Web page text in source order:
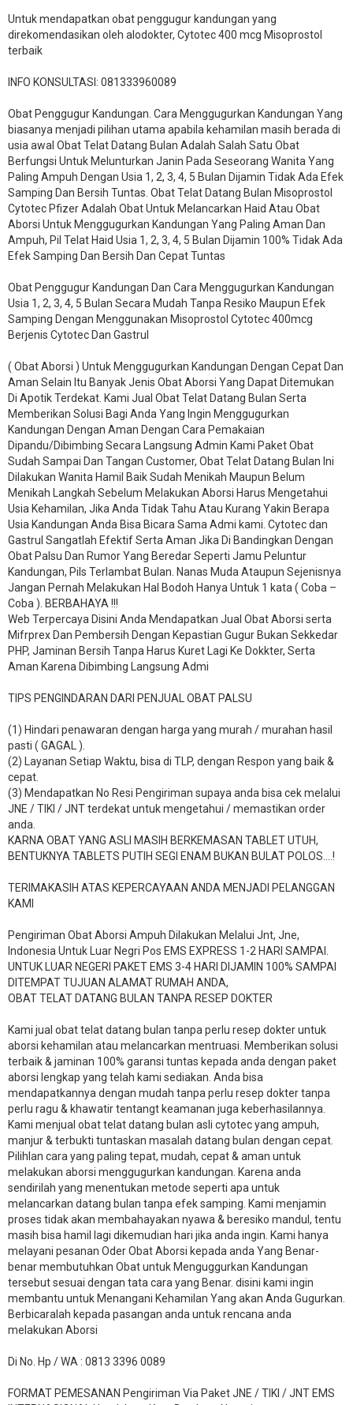
Untuk mendapatkan obat penggugur kandungan yang
direkomendasikan oleh alodokter, Cytotec 400 mcg Misoprostol
terbaik
INFO KONSULTASI: 081333960089
​Obat Penggugur Kandungan. Cara Menggugurkan Kandungan Yang
biasanya menjadi pilihan utama apabila kehamilan masih berada di
usia awal Obat Telat Datang Bulan Adalah Salah Satu Obat
Berfungsi Untuk Melunturkan Janin Pada Seseorang Wanita Yang
Paling Ampuh Dengan Usia 1, 2, 3, 4, 5 Bulan Dijamin Tidak Ada Efek
Samping Dan Bersih Tuntas. Obat Telat Datang Bulan Misoprostol
Cytotec Pfizer Adalah Obat Untuk Melancarkan Haid Atau Obat
Aborsi Untuk Menggugurkan Kandungan Yang Paling Aman Dan
Ampuh, Pil Telat Haid Usia 1, 2, 3, 4, 5 Bulan Dijamin 100% Tidak Ada
Efek Samping Dan Bersih Dan Cepat Tuntas
Obat Penggugur Kandungan Dan Cara Menggugurkan Kandungan
Usia 1, 2, 3, 4, 5 Bulan Secara Mudah Tanpa Resiko Maupun Efek
Samping Dengan Menggunakan Misoprostol Cytotec 400mcg
Berjenis Cytotec Dan Gastrul
( Obat Aborsi ) Untuk Menggugurkan Kandungan Dengan Cepat Dan
Aman Selain Itu Banyak Jenis Obat Aborsi Yang Dapat Ditemukan
Di Apotik Terdekat. Kami Jual Obat Telat Datang Bulan Serta
Memberikan Solusi Bagi Anda Yang Ingin Menggugurkan
Kandungan Dengan Aman Dengan Cara Pemakaian
Dipandu/Dibimbing Secara Langsung Admin Kami Paket Obat
Sudah Sampai Dan Tangan Customer, Obat Telat Datang Bulan Ini
Dilakukan Wanita Hamil Baik Sudah Menikah Maupun Belum
Menikah Langkah Sebelum Melakukan Aborsi Harus Mengetahui
Usia Kehamilan, Jika Anda Tidak Tahu Atau Kurang Yakin Berapa
Usia Kandungan Anda Bisa Bicara Sama Admi kami. Cytotec dan
Gastrul Sangatlah Efektif Serta Aman Jika Di Bandingkan Dengan
Obat Palsu Dan Rumor Yang Beredar Seperti Jamu Peluntur
Kandungan, Pils Terlambat Bulan. Nanas Muda Ataupun Sejenisnya
Jangan Pernah Melakukan Hal Bodoh Hanya Untuk 1 kata ( Coba –
Coba ). BERBAHAYA !!!
Web Terpercaya Disini Anda Mendapatkan Jual Obat Aborsi serta
Mifrprex Dan Pembersih Dengan Kepastian Gugur Bukan Sekkedar
PHP, Jaminan Bersih Tanpa Harus Kuret Lagi Ke Dokkter, Serta
Aman Karena Dibimbing Langsung Admi
TIPS PENGINDARAN DARI PENJUAL OBAT PALSU
(1) Hindari penawaran dengan harga yang murah / murahan hasil
pasti ( GAGAL ).
(2) Layanan Setiap Waktu, bisa di TLP, dengan Respon yang baik &
cepat.
(3) Mendapatkan No Resi Pengiriman supaya anda bisa cek melalui
JNE / TIKI / JNT terdekat untuk mengetahui / memastikan order
anda.
KARNA OBAT YANG ASLI MASIH BERKEMASAN TABLET UTUH,
BENTUKNYA TABLETS PUTIH SEGI ENAM BUKAN BULAT POLOS….!
TERIMAKASIH ATAS KEPERCAYAAN ANDA MENJADI PELANGGAN
KAMI
Pengiriman Obat Aborsi Ampuh Dilakukan Melalui Jnt, Jne,
Indonesia Untuk Luar Negri Pos EMS EXPRESS 1-2 HARI SAMPAI.
UNTUK LUAR NEGERI PAKET EMS 3-4 HARI DIJAMIN 100% SAMPAI
DITEMPAT TUJUAN ALAMAT RUMAH ANDA,
OBAT TELAT DATANG BULAN TANPA RESEP DOKTER
Kami jual obat telat datang bulan tanpa perlu resep dokter untuk
aborsi kehamilan atau melancarkan mentruasi. Memberikan solusi
terbaik & jaminan 100% garansi tuntas kepada anda dengan paket
aborsi lengkap yang telah kami sediakan. Anda bisa
mendapatkannya dengan mudah tanpa perlu resep dokter tanpa
perlu ragu & khawatir tentangt keamanan juga keberhasilannya.
Kami menjual obat telat datang bulan asli cytotec yang ampuh,
manjur & terbukti tuntaskan masalah datang bulan dengan cepat.
Pilihlan cara yang paling tepat, mudah, cepat & aman untuk
melakukan aborsi menggugurkan kandungan. Karena anda
sendirilah yang menentukan metode seperti apa untuk
melancarkan datang bulan tanpa efek samping. Kami menjamin
proses tidak akan membahayakan nyawa & beresiko mandul, tentu
masih bisa hamil lagi dikemudian hari jika anda ingin. Kami hanya
melayani pesanan Oder Obat Aborsi kepada anda Yang Benar-
benar membutuhkan Obat untuk Menguggurkan Kandungan
tersebut sesuai dengan tata cara yang Benar. disini kami ingin
membantu untuk Menangani Kehamilan Yang akan Anda Gugurkan.
Berbicaralah kepada pasangan anda untuk rencana anda
melakukan Aborsi
Di No. Hp / WA : 0813 3396 0089
FORMAT PEMESANAN Pengiriman Via Paket JNE / TIKI / JNT EMS